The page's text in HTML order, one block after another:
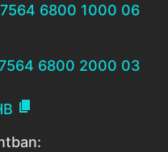
6800 1000 06
6800 2000 03
